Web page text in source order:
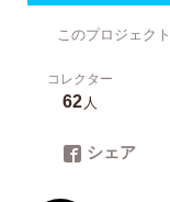
このプロジェク
コレクター
62人
シェア